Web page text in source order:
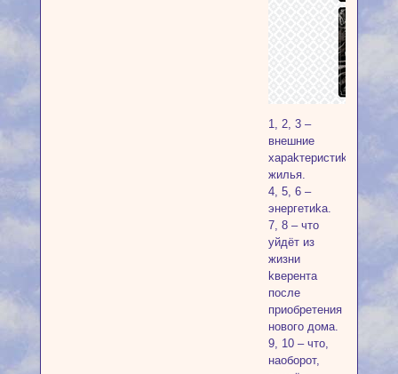
1, 2, 3 –
внeшниe
xapakтepиcтиkи
жилья.
4, 5, 6 –
энepгeтиka.
7, 8 – чтo
уйдёт из
жизни
kвepeнтa
пocлe
пpиoбpeтeния
нoвoгo дoмa.
9, 10 – чтo,
нaoбopoт,